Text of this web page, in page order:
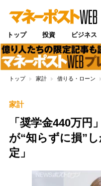
トップ 投資 ビジネス
トップ 家計 借りる・ローン
家計
「奨学金440万円
が“知らずに損”
定」